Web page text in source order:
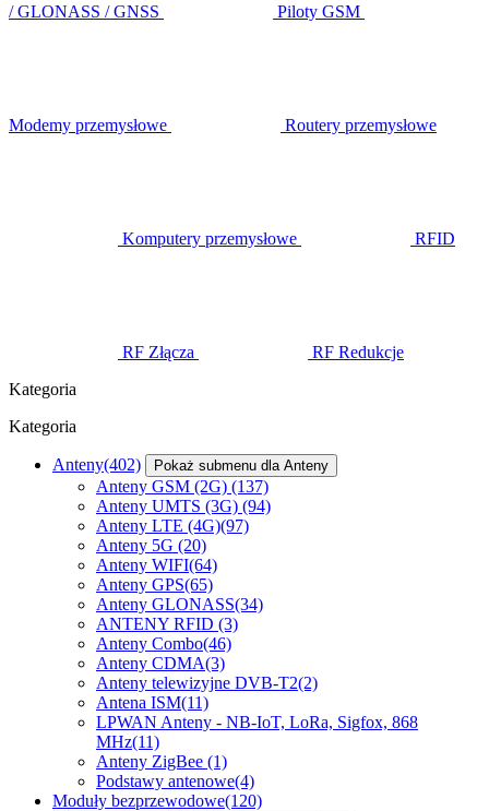
/ GLONASS / GNSS Piloty GSM
Modemy przemysłowe Routery przemysłowe
Komputery przemysłowe RFID
RF Złącza
RF Redukcje
Kategoria
Kategoria
Anteny(402) Pokaż submenu dla Anteny
Anteny GSM (2G) (137)
Anteny UMTS (3G) (94)
Anteny LTE (4G)(97)
Anteny 5G (20)
Anteny WIFI(64)
Anteny GPS(65)
Anteny GLONASS(34)
ANTENY RFID (3)
Anteny Combo(46)
Anteny CDMA(3)
Anteny telewizyjne DVB-T2(2)
Antena ISM(11)
LPWAN Anteny - NB-IoT, LoRa, Sigfox, 868
MHz(11)
Anteny ZigBee (1)
Podstawy antenowe(4)
Moduły bezprzewodowe(120)